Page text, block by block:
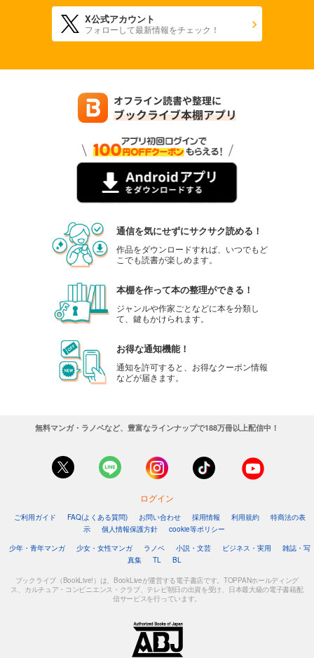
X公式アカウント
フォローして最新情報をチェック！
通信を気にせずにサクサク読める！
作品をダウンロードすれば、いつでもど
こでも読書が楽しめます。
本棚を作って本の整理ができる！
ジャンルや作家ごとなどに本を分類し
て、鍵もかけられます。
お得な通知機能！
通知を許可すると、お得なクーポン情報
などが届きます。
無料マンガ・ラノベなど、豊富なラインナップで188万冊以上配信中！
ログイン
ご利用ガイド FAQ(よくある質問) お問い合わせ 採用情報 利用規約
特商法の表
示
個人情報保護方針
cookie等ポリシー
少年・青年マンガ
少女・女性マンガ ラノベ 小説・文芸 ビジネス・実用
雑誌・写
真集
TL BL
ブックライブ（BookLive!）は、BookLiveが運営する電子書店です。TOPPANホールディング
ス、カルチュア・コンビニエンス・クラブ、テレビ朝日の出資を受け、日本最大級の電子書籍配
信サービスを行っています。